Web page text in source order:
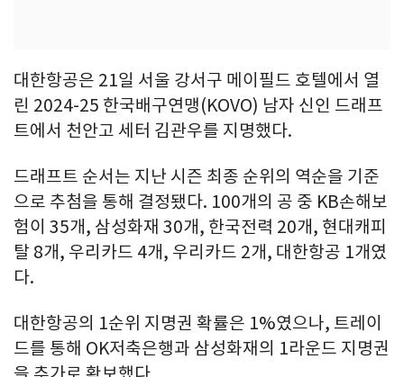
대한항공은 21일 서울 강서구 메이필드 호텔에서 열
린 2024-25 한국배구연맹(KOVO) 남자 신인 드래프
트에서 천안고 세터 김관우를 지명했다.
드래프트 순서는 지난 시즌 최종 순위의 역순을 기준
으로 추첨을 통해 결정됐다. 100개의 공 중 KB손해보
험이 35개, 삼성화재 30개, 한국전력 20개, 현대캐피
탈 8개, 우리카드 4개, 우리카드 2개, 대한항공 1개였
다.
대한항공의 1순위 지명권 확률은 1%였으나, 트레이
드를 통해 OK저축은행과 삼성화재의 1라운드 지명권